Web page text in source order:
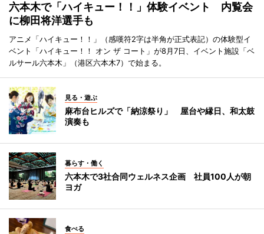
六本木で「ハイキュー！！」体験イベント 内覧会
に柳田将洋選手も
アニメ「ハイキュー！！」（感嘆符2字は半角が正式表記）の体験型イ
ベント「ハイキュー！！ オン ザ コート」が8月7日、イベント施設「ベ
ルサール六本木」（港区六本木7）で始まる。
見る・遊ぶ
麻布台ヒルズで「納涼祭り」 屋台や縁日、和太鼓
演奏も
暮らす・働く
六本木で3社合同ウェルネス企画 社員100人が朝
ヨガ
食べる